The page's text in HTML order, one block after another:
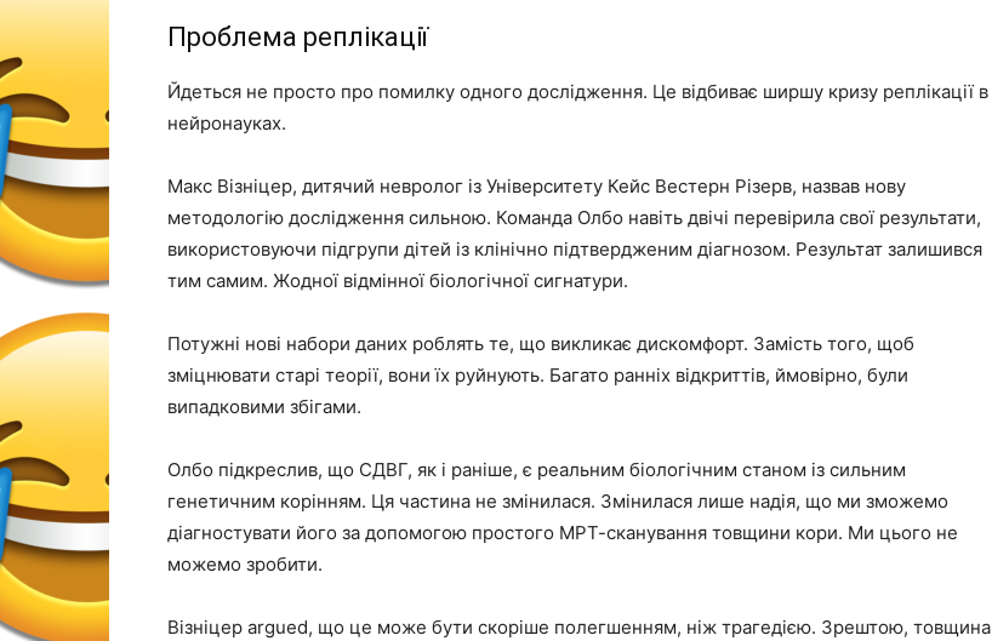
Проблема реплікації
Йдеться не просто про помилку одного дослідження. Це відбиває ширшу кризу реплікації в
нейронауках.
Макс Візніцер, дитячий невролог із Університету Кейс Вестерн Різерв, назвав нову
методологію дослідження сильною. Команда Олбо навіть двічі перевірила свої результати,
використовуючи підгрупи дітей із клінічно підтвердженим діагнозом. Результат залишився
тим самим. Жодної відмінної біологічної сигнатури.
Потужні нові набори даних роблять те, що викликає дискомфорт. Замість того, щоб
зміцнювати старі теорії, вони їх руйнують. Багато ранніх відкриттів, ймовірно, були
випадковими збігами.
Олбо підкреслив, що СДВГ, як і раніше, є реальним біологічним станом із сильним
генетичним корінням. Ця частина не змінилася. Змінилася лише надія, що ми зможемо
діагностувати його за допомогою простого МРТ-сканування товщини кори. Ми цього не
можемо зробити.
Візніцер argued, що це може бути скоріше полегшенням, ніж трагедією. Зрештою, товщина